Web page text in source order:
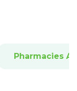
Pharmacies